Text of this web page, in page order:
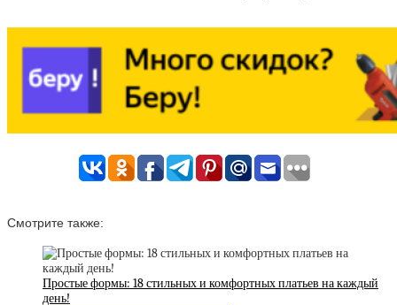
Смотрите также:
Простые формы: 18 стильных и комфортных платьев на каждый
день!